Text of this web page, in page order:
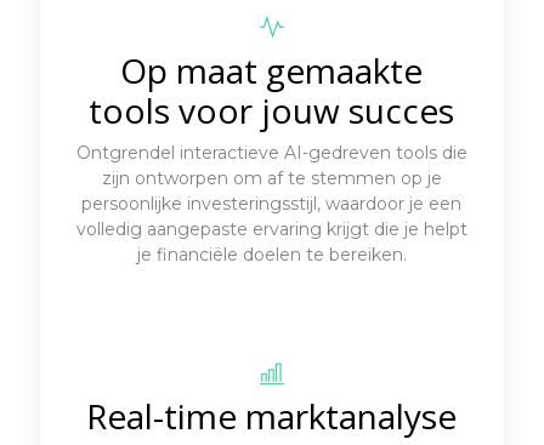
Op maat gemaakte
tools voor jouw succes
Ontgrendel interactieve AI-gedreven tools die
zijn ontworpen om af te stemmen op je
persoonlijke investeringsstijl, waardoor je een
volledig aangepaste ervaring krijgt die je helpt
je financiële doelen te bereiken.
Real-time marktanalyse